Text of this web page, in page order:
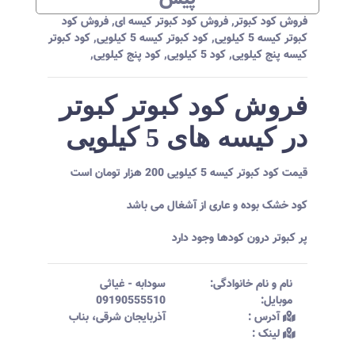
فروش کود کبوتر,فروش کود کبوتر کیسه ای,فروش کود
کبوتر کیسه 5 کیلویی
,کود کبوتر کیسه 5 کیلویی ,کود کبوتر
کیسه پنج کیلویی,کود 5 کیلویی ,کود پنج کیلویی,
فروش کود کبوتر کبوتر
در کیسه های 5 کیلویی
قیمت کود کبوتر کیسه 5 کیلویی 200 هزار تومان است
کود خشک بوده و عاری از آشغال می باشد
پر کبوتر درون کودها وجود دارد
نام و نام خانوادگی:‌ سودابه - غیاثی
موبایل:‌
09190555510
آدرس :‌
آذربایجان شرقی، بناب
لینک :‌